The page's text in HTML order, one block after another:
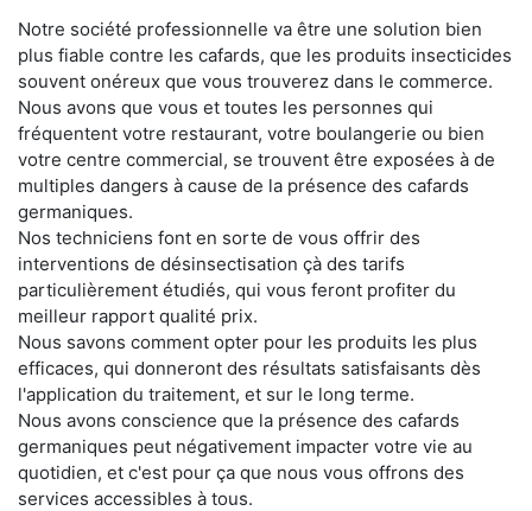
Notre société professionnelle va être une solution bien
plus fiable contre les cafards, que les produits insecticides
souvent onéreux que vous trouverez dans le commerce.
Nous avons que vous et toutes les personnes qui
fréquentent votre restaurant, votre boulangerie ou bien
votre centre commercial, se trouvent être exposées à de
multiples dangers à cause de la présence des cafards
germaniques.
Nos techniciens font en sorte de vous offrir des
interventions de désinsectisation çà des tarifs
particulièrement étudiés, qui vous feront profiter du
meilleur rapport qualité prix.
Nous savons comment opter pour les produits les plus
efficaces, qui donneront des résultats satisfaisants dès
l'application du traitement, et sur le long terme.
Nous avons conscience que la présence des cafards
germaniques peut négativement impacter votre vie au
quotidien, et c'est pour ça que nous vous offrons des
services accessibles à tous.